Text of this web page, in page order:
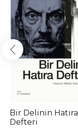
Bir Delinin Hatıra
Defteri